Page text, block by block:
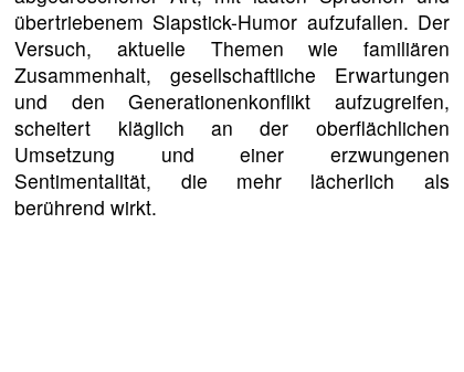
übertriebenem Slapstick-Humor aufzufallen. Der
Versuch, aktuelle Themen wie familiären
Zusammenhalt, gesellschaftliche Erwartungen
und den Generationenkonflikt aufzugreifen,
scheitert kläglich an der oberflächlichen
Umsetzung und einer erzwungenen
Sentimentalität, die mehr lächerlich als
berührend wirkt.